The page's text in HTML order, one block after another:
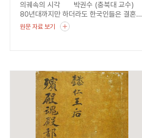
의궤속의 시각 박권수 (충북대 교수)
80년대까지만 하더라도 한국인들은 결혼...
원문 자료 보기